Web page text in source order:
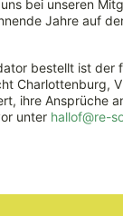
startet
bei unseren
Jahre auf
bestellt ist der
Charlottenburg,
ihre Ansprüche
unter hallof@re-